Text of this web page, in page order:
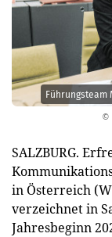
©
Führungsteam
SALZBURG.
in Österreich
verzeichnet in
Jahresbeginn